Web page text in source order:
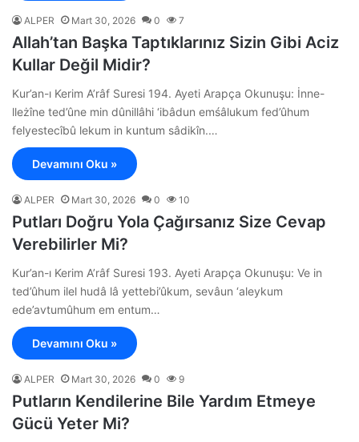
ALPER Mart 30, 2026 0 7
Allah’tan Başka Taptıklarınız Sizin Gibi Aciz
Kullar Değil Midir?
Kur’an-ı Kerim A’râf Suresi 194. Ayeti Arapça Okunuşu: İnne-
lleżîne ted’ûne min dûnillâhi ‘ibâdun emśâlukum fed’ûhum
felyestecîbû lekum in kuntum sâdikîn.…
Devamını Oku »
ALPER Mart 30, 2026 0 10
Putları Doğru Yola Çağırsanız Size Cevap
Verebilirler Mi?
Kur’an-ı Kerim A’râf Suresi 193. Ayeti Arapça Okunuşu: Ve in
ted’ûhum ilel hudâ lâ yettebi’ûkum, sevâun ‘aleykum
ede’avtumûhum em entum…
Devamını Oku »
ALPER Mart 30, 2026 0 9
Putların Kendilerine Bile Yardım Etmeye
Gücü Yeter Mi?